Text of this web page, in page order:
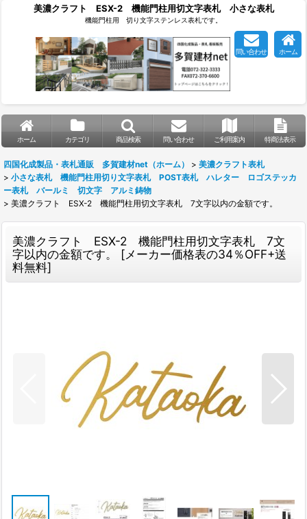
美濃クラフト ESX-2 機能門柱用切文字表札 小さな表札
機能門柱用 切り文字ステンレス表札です。
問い合わせ ホーム
ホーム カテゴリ 商品検索 問い合わせ ご利用案内 特商法表示
四国化成製品・表札通販 多賀建材net（ホーム） > 美濃クラフト表札
> 小さな表札 機能門柱用切り文字表札 POST表札 ハレター ロゴステッカ
ー表札 バールミ 切文字 アルミ鋳物
> 美濃クラフト ESX-2 機能門柱用切文字表札 7文字以内の金額です。
美濃クラフト ESX-2 機能門柱用切文字表札 7文
字以内の金額です。
[メーカー価格表の34％OFF+送
料無料]